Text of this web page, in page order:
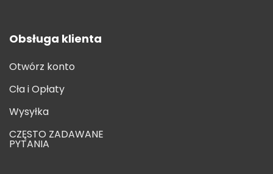
Obsługa klienta
Otwórz konto
Cła i Opłaty
Wysyłka
CZĘSTO ZADAWANE
PYTANIA